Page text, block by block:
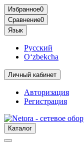
Избранное0
Сравнение0
Язык
Русский
O‘zbekcha
Личный кабинет
Авторизация
Регистрация
Каталог